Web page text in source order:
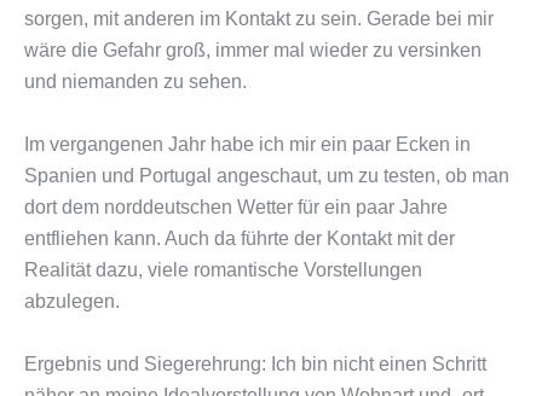
sorgen, mit anderen im Kontakt zu sein. Gerade bei mir
wäre die Gefahr groß, immer mal wieder zu versinken
und niemanden zu sehen.
Im vergangenen Jahr habe ich mir ein paar Ecken in
Spanien und Portugal angeschaut, um zu testen, ob man
dort dem norddeutschen Wetter für ein paar Jahre
entfliehen kann. Auch da führte der Kontakt mit der
Realität dazu, viele romantische Vorstellungen
abzulegen.
Ergebnis und Siegerehrung: Ich bin nicht einen Schritt